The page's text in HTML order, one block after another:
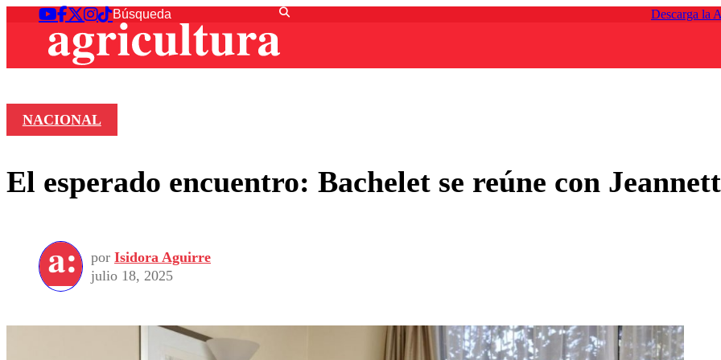
Descarga la
NACIONAL
El esperado encuentro: Bachelet se reúne con
por Isidora Aguirre
julio 18, 2025